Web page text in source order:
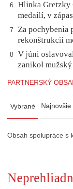
6
Hlinka Gretzky
medailí, v
7
Za pochybenia
rekonštrukcií
8
V júni
zanikol
PARTNERSKÝ
Vybrané Najnovšie
Obsah spolupráce s